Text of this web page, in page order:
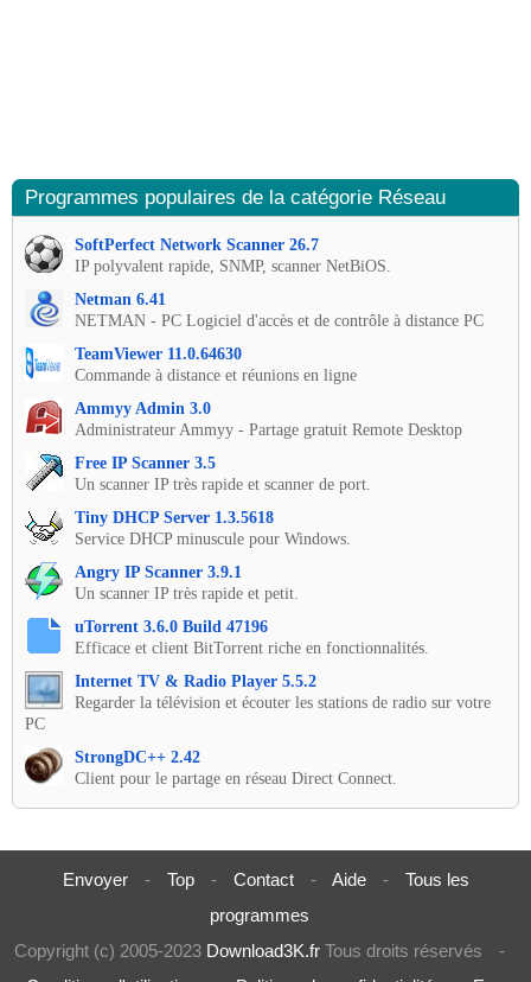
Programmes populaires de la catégorie Réseau
SoftPerfect Network Scanner 26.7
IP polyvalent rapide, SNMP, scanner NetBiOS.
Netman 6.41
NETMAN - PC Logiciel d'accès et de contrôle à distance PC
TeamViewer 11.0.64630
Commande à distance et réunions en ligne
Ammyy Admin 3.0
Administrateur Ammyy - Partage gratuit Remote Desktop
Free IP Scanner 3.5
Un scanner IP très rapide et scanner de port.
Tiny DHCP Server 1.3.5618
Service DHCP minuscule pour Windows.
Angry IP Scanner 3.9.1
Un scanner IP très rapide et petit.
uTorrent 3.6.0 Build 47196
Efficace et client BitTorrent riche en fonctionnalités.
Internet TV & Radio Player 5.5.2
Regarder la télévision et écouter les stations de radio sur votre
PC
StrongDC++ 2.42
Client pour le partage en réseau Direct Connect.
Envoyer - Top - Contact - Aide -
Tous les
programmes
Copyright (c) 2005-2023 Download3K.fr Tous droits réservés
-